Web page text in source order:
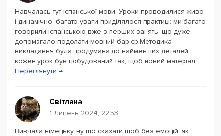
Навчалась тут іспанської мови. Уроки проводилися живо
і динамічно, багато уваги приділялося практиці: ми багато
говорили іспанською вже з перших занять, що дуже
допомагало подолати мовний бар’єр.Методика
викладання була продумана до найменших деталей,
кожен урок був побудований так, щоб новий матеріал...
Переглянути →
Світлана
1 Липень 2024, 22:53
Вивчала німецьку, ну що сказати щоб без емоцій, як